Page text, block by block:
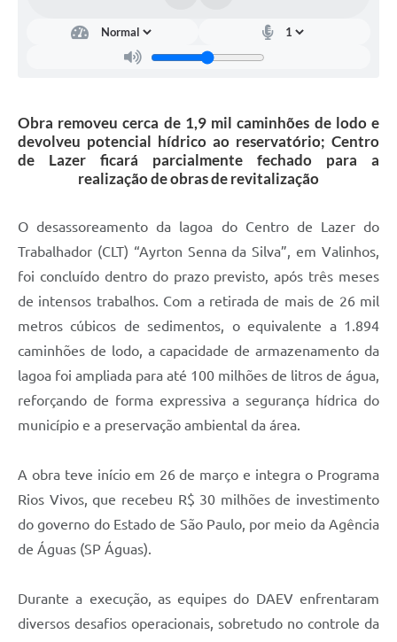
Carta de Serviços
Galeria de Vídeos
Conselhos Municipais
Contas Públicas
Editais
Links
Serviços Online
A Prefeitura
Jornal
Agenda
Contato
Obra removeu cerca de 1,9 mil caminhões de lodo e
devolveu potencial hídrico ao reservatório; Centro
de Lazer ficará parcialmente fechado para a
realização de obras de revitalização
O desassoreamento da lagoa do Centro de Lazer do
Trabalhador (CLT) “Ayrton Senna da Silva”, em Valinhos,
foi concluído dentro do prazo previsto, após três meses
de intensos trabalhos. Com a retirada de mais de 26 mil
metros cúbicos de sedimentos, o equivalente a 1.894
caminhões de lodo, a capacidade de armazenamento da
lagoa foi ampliada para até 100 milhões de litros de água,
reforçando de forma expressiva a segurança hídrica do
município e a preservação ambiental da área.
A obra teve início em 26 de março e integra o Programa
Rios Vivos, que recebeu R$ 30 milhões de investimento
do governo do Estado de São Paulo, por meio da Agência
de Águas (SP Águas).
Durante a execução, as equipes do DAEV enfrentaram
diversos desafios operacionais, sobretudo no controle da